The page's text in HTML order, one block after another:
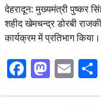
देहरादून: मुख्यमंत्री पुष्कर
शहीद खेमचन्द्र डोरबी
कार्यक्रम में प्रतिभाग
Facebook